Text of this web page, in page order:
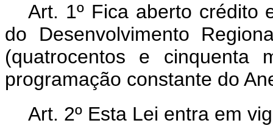
Art. 1º Fica aberto crédito
do Desenvolvimento
(quatrocentos e cinquenta
programação constante do
Art. 2º Esta Lei entra em